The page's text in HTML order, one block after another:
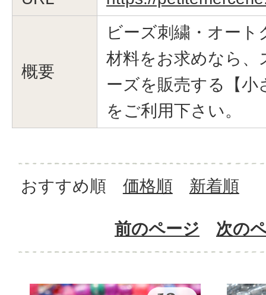
概要
ビーズ刺繍・オー
材料をお求めなら
ーズを販売する【小
をご利用下さい。
おすすめ順 価格順 新着順
前のページ 次の